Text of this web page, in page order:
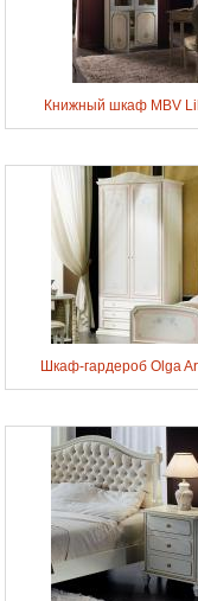
Книжный шкаф MBV
Шкаф-гардероб Olga